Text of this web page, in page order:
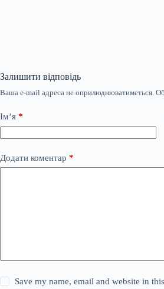
Залишити відповідь
Ваша e-mail адреса не оприлюднюватиметься.
Ім’я *
Додати коментар *
Save my name, email and website in